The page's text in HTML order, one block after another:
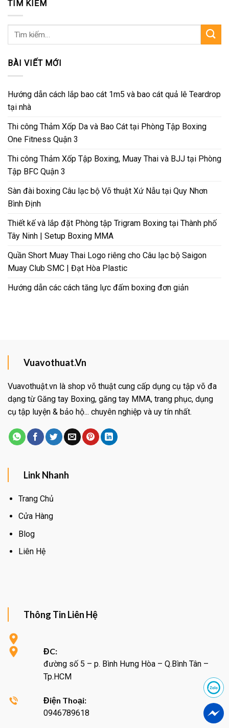
TÌM KIẾM
Tìm
BÀI VIẾT MỚI
Hướng dẫn cách lắp bao cát 1m5 và bao cát quả lê Teardrop
tại nhà
Thi công Thảm Xốp Da và Bao Cát tại Phòng Tập Boxing
One Fitness Quận 3
Thi công Thảm Xốp Tập Boxing, Muay Thai và BJJ tại Phòng
Tập BFC Quận 3
Sàn đài boxing Câu lạc bộ Võ thuật Xứ Nẫu tại Quy Nhơn
Bình Định
Thiết kế và lắp đặt Phòng tập Trigram Boxing tại Thành phố
Tây Ninh | Setup Boxing MMA
Quần Short Muay Thai Logo riêng cho Câu lạc bộ Saigon
Muay Club SMC | Đạt Hòa Plastic
Hướng dẫn các cách tăng lực đấm boxing đơn giản
Vuavothuat.Vn
Vuavothuật.vn là shop võ thuật cung cấp dụng cụ tập võ đa
dạng từ Găng tay Boxing, găng tay MMA, trang phục, dụng
cụ tập luyện & bảo hộ... chuyên nghiệp và uy tín nhất.
Link Nhanh
Trang Chủ
Cửa Hàng
Blog
Liên Hệ
Thông Tin Liên Hệ
ĐC:
đường số 5 – p. Bình Hưng Hòa – Q.Bình Tân –
Tp.HCM
Điện Thoại:
0946789618